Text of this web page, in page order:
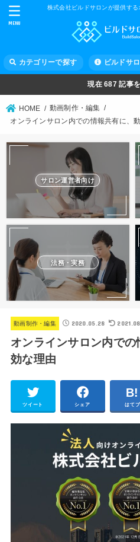
株式会社ビルドサロンが提供す
カテゴリーで探す ビルドサ
MENU
現在687 記事
HOME
動画制作・編集
オンラインサロン内での情報共有に、
サロン運営者向け
法務・実務
動画制作・編集 2020.05.28
オンラインサロン内で
効な理由
ツイート シェア はてブ